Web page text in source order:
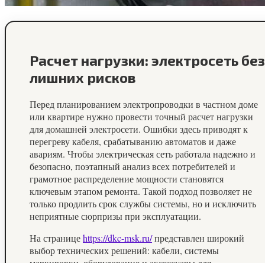
Расчет нагрузки: электросеть без
лишних рисков
Перед планированием электропроводки в частном доме
или квартире нужно провести точный расчет нагрузки
для домашней электросети. Ошибки здесь приводят к
перегреву кабеля, срабатыванию автоматов и даже
авариям. Чтобы электрическая сеть работала надежно и
безопасно, поэтапный анализ всех потребителей и
грамотное распределение мощности становятся
ключевым этапом ремонта. Такой подход позволяет не
только продлить срок службы системы, но и исключить
неприятные сюрпризы при эксплуатации.
На страницеhttps://dkc-msk.ru/представлен широкий
выбор технических решений: кабели, системы